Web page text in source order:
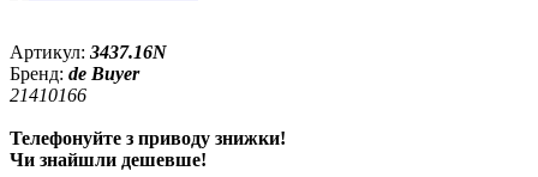
Артикул: 3437.16N
Бренд: de Buyer
21410166
Телефонуйте з приводу знижки!
Чи знайшли дешевше!